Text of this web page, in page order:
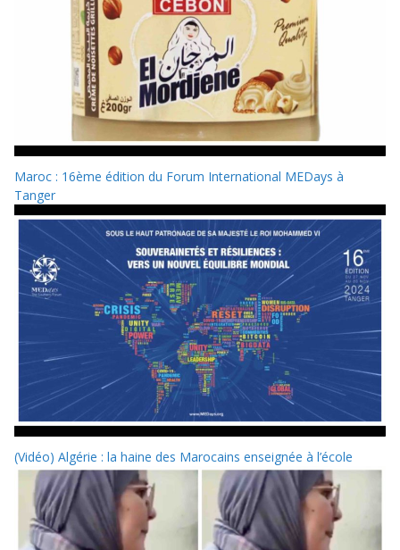
Maroc : 16ème édition du Forum International MEDays à
Tanger
(Vidéo) Algérie : la haine des Marocains enseignée à l’école